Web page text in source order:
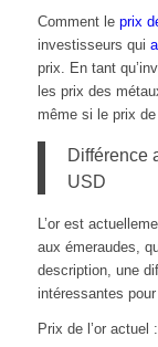
Comment le prix
investisseurs qui
prix. En tant
les prix des
même si le prix
Différence
USD
L’or est
aux émeraudes,
description, une
intéressantes
Prix de l’or actuel :